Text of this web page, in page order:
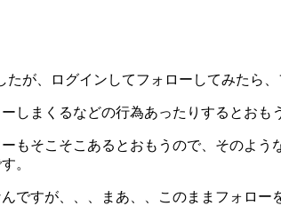
が、ログインしてフォローしてみたら
しまくるなどの行為あったりするとおも
もそこそこあるとおもうので、そのよう
。
ですが、、、まあ、、このままフォロー